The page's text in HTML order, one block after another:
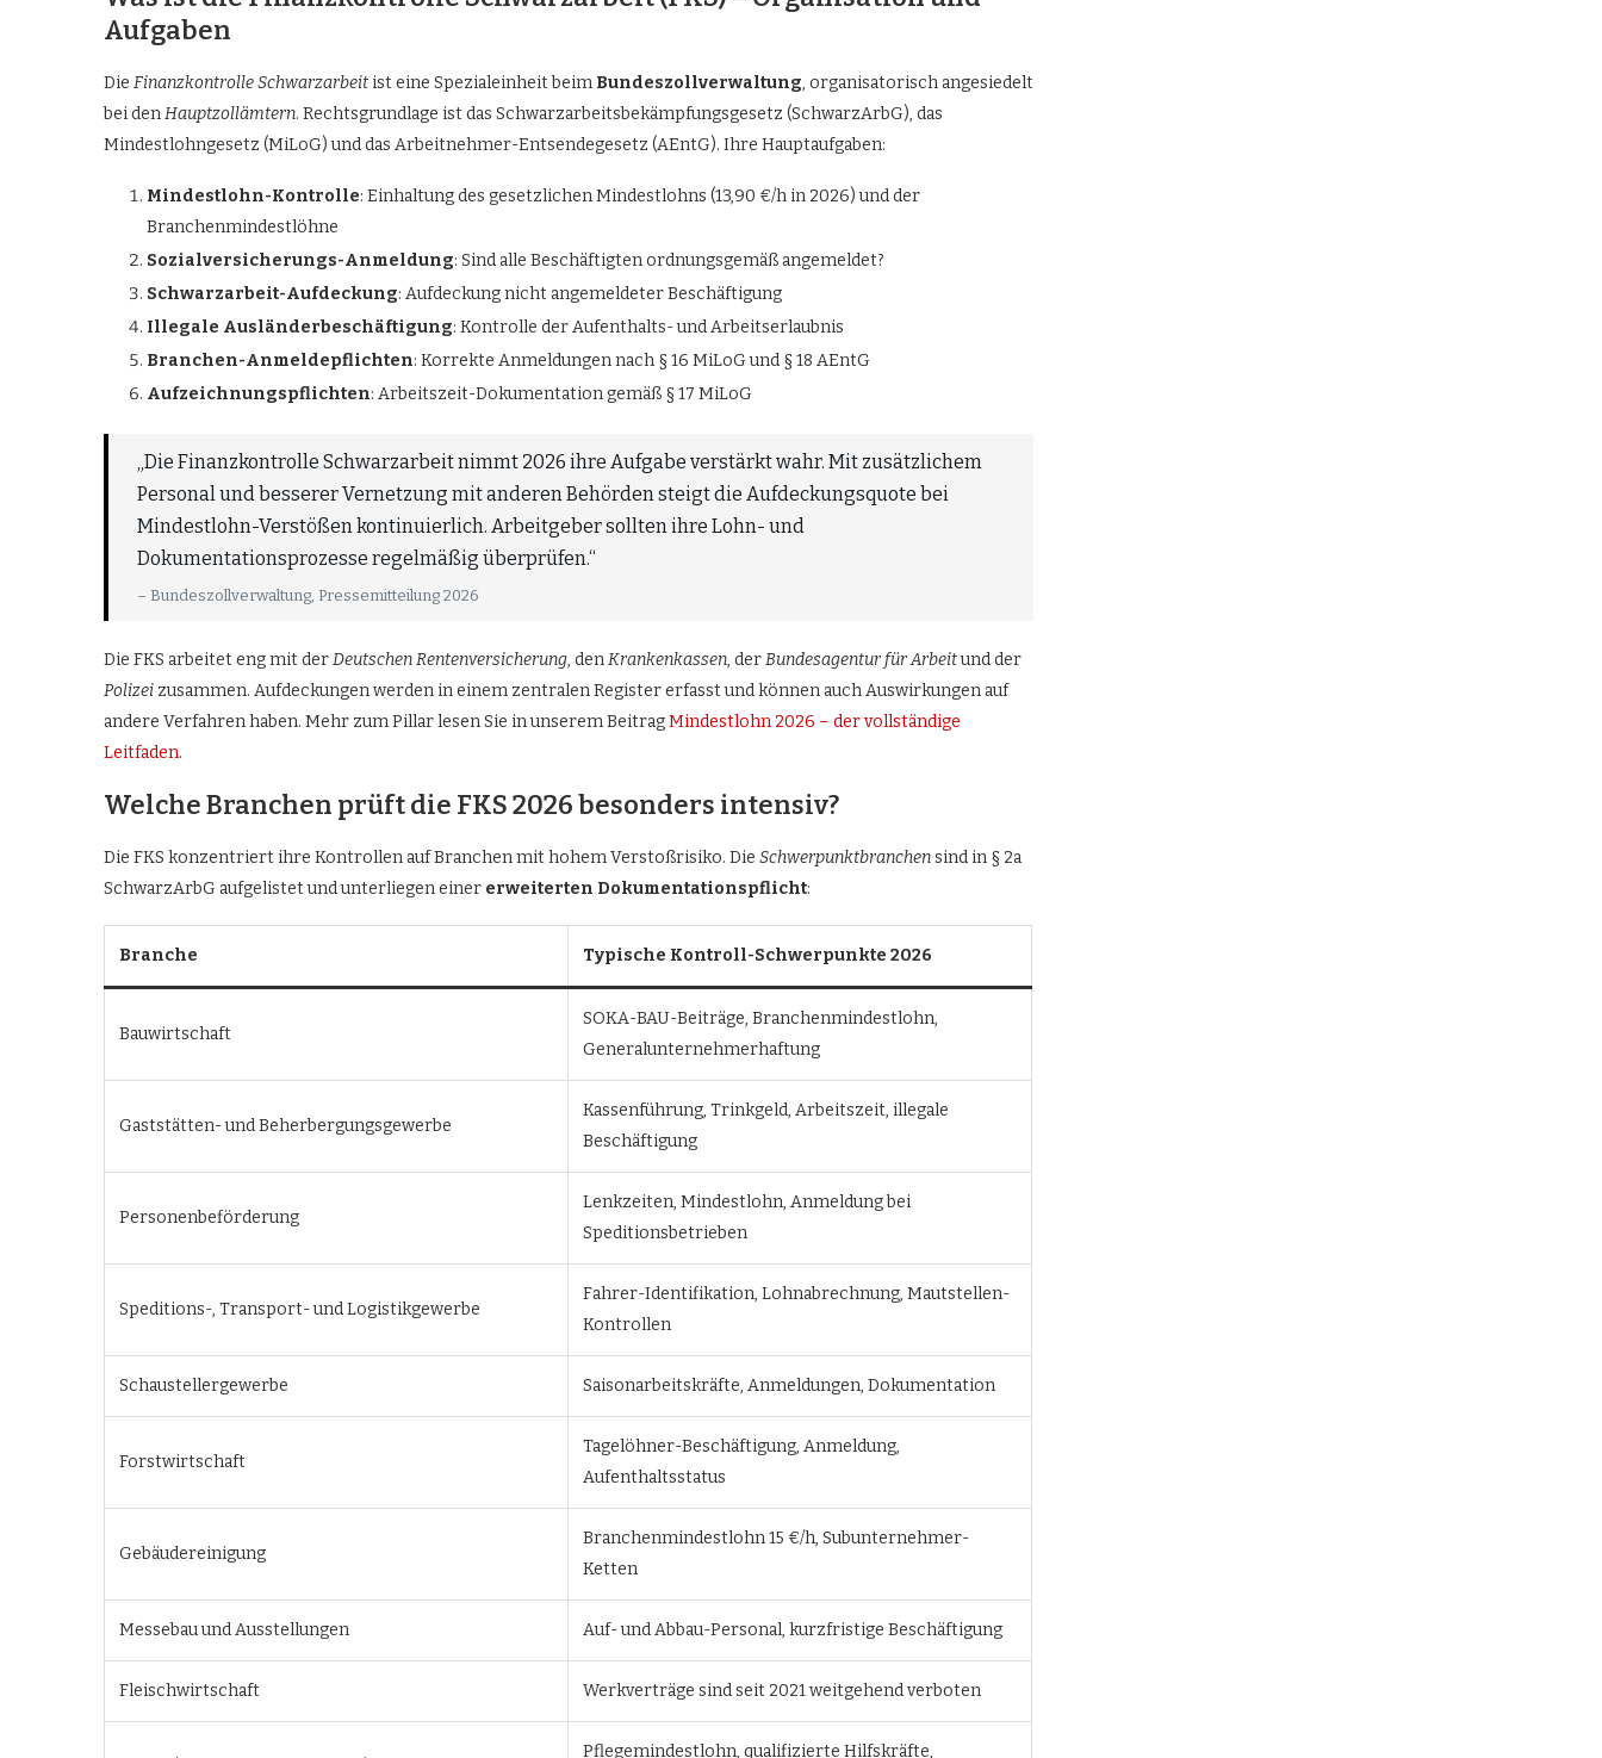
Aufgaben
Die Finanzkontrolle Schwarzarbeit ist eine Spezialeinheit beim Bundeszollverwaltung, organisatorisch angesiedelt
bei denHauptzollämtern. Rechtsgrundlage ist das Schwarzarbeitsbekämpfungsgesetz (SchwarzArbG), das
Mindestlohngesetz (MiLoG) und das Arbeitnehmer-Entsendegesetz (AEntG). Ihre Hauptaufgaben:
Mindestlohn-Kontrolle: Einhaltung des gesetzlichen Mindestlohns (13,90 €/h in 2026) und der
Branchenmindestlöhne
Sozialversicherungs-Anmeldung: Sind alle Beschäftigten ordnungsgemäß angemeldet?
Schwarzarbeit-Aufdeckung: Aufdeckung nicht angemeldeter Beschäftigung
Illegale Ausländerbeschäftigung: Kontrolle der Aufenthalts- und Arbeitserlaubnis
Branchen-Anmeldepflichten: Korrekte Anmeldungen nach § 16 MiLoG und § 18 AEntG
Aufzeichnungspflichten: Arbeitszeit-Dokumentation gemäß § 17 MiLoG
„Die Finanzkontrolle Schwarzarbeit nimmt 2026 ihre Aufgabe verstärkt wahr. Mit zusätzlichem
Personal und besserer Vernetzung mit anderen Behörden steigt die Aufdeckungsquote bei
Mindestlohn-Verstößen kontinuierlich. Arbeitgeber sollten ihre Lohn- und
Dokumentationsprozesse regelmäßig überprüfen.“
– Bundeszollverwaltung, Pressemitteilung 2026
Die FKS arbeitet eng mit derDeutschen Rentenversicherung, denKrankenkassen, derBundesagentur für Arbeitund der
Polizei zusammen. Aufdeckungen werden in einem zentralen Register erfasst und können auch Auswirkungen auf
andere Verfahren haben. Mehr zum Pillar lesen Sie in unserem BeitragMindestlohn 2026 – der vollständige
Leitfaden.
Welche Branchen prüft die FKS 2026 besonders intensiv?
Die FKS konzentriert ihre Kontrollen auf Branchen mit hohem Verstoßrisiko. Die Schwerpunktbranchensind in § 2a
SchwarzArbG aufgelistet und unterliegen einer erweiterten Dokumentationspflicht:
Branche Typische Kontroll-Schwerpunkte 2026
Bauwirtschaft
SOKA-BAU-Beiträge, Branchenmindestlohn,
Generalunternehmerhaftung
Gaststätten- und Beherbergungsgewerbe
Kassenführung, Trinkgeld, Arbeitszeit, illegale
Beschäftigung
Personenbeförderung
Lenkzeiten, Mindestlohn, Anmeldung bei
Speditionsbetrieben
Speditions-, Transport- und Logistikgewerbe
Fahrer-Identifikation, Lohnabrechnung, Mautstellen-
Kontrollen
Schaustellergewerbe Saisonarbeitskräfte, Anmeldungen, Dokumentation
Forstwirtschaft
Tagelöhner-Beschäftigung, Anmeldung,
Aufenthaltsstatus
Gebäudereinigung
Branchenmindestlohn 15 €/h, Subunternehmer-
Ketten
Messebau und Ausstellungen Auf- und Abbau-Personal, kurzfristige Beschäftigung
Fleischwirtschaft Werkverträge sind seit 2021 weitgehend verboten
Pflegemindestlohn, qualifizierte Hilfskräfte,